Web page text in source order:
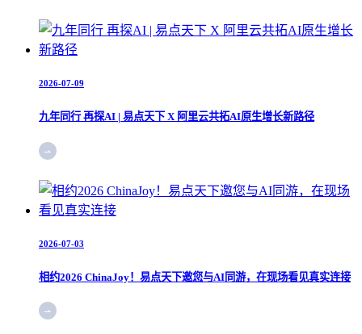
2026-07-09
九年同行 再探AI | 易点天下 X 阿里云共拓AI原生增长新路径
2026-07-03
相约2026 ChinaJoy！易点天下邀您与AI同游，在现场看见真实连接